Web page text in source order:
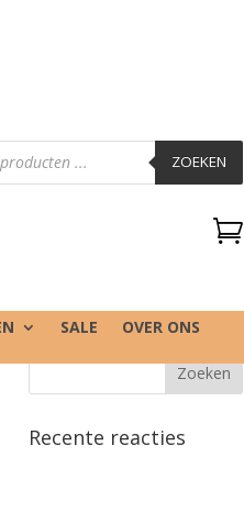
ZOEKEN

SALE
OVER ONS
Recente reacties